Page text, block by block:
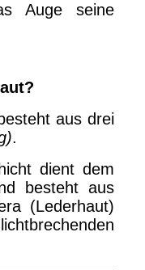
Auge seine
aus drei
.
dient dem
besteht aus
(Lederhaut)